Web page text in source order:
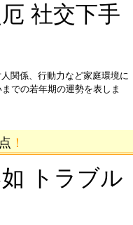
社交下手
関係、行動力など家庭環境に
での若年期の運勢を表しま
！
トラブル